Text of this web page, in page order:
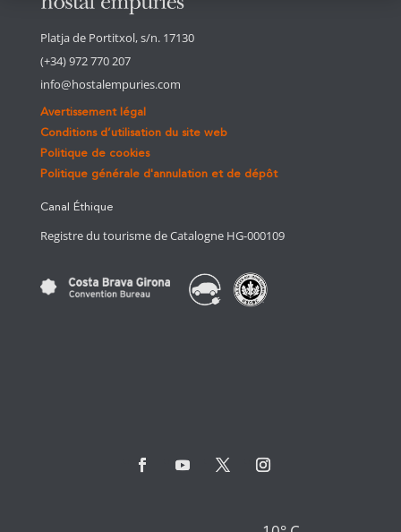
Platja de Portitxol, s/n. 17130
(+34) 972 770 207
info@hostalempuries.com
Avertissement légal
Conditions d’utilisation du site web
Politique de cookies
Politique générale d'annulation et de dépôt
Canal Éthique
Registre du tourisme de Catalogne HG-000109